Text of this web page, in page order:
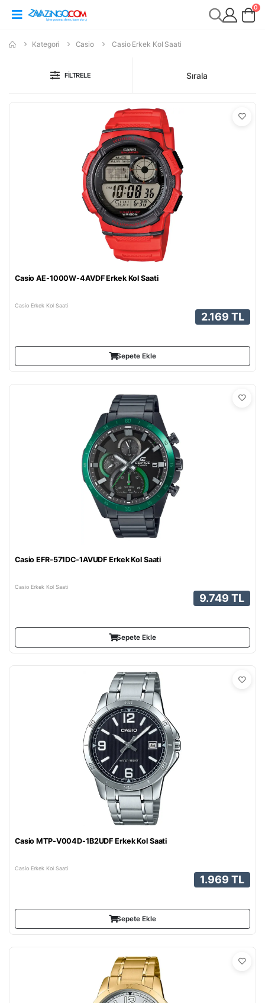
0
Kategori Casio Casio Erkek Kol Saati
FILTRELE Sırala
Casio AE-1000W-4AVDF Erkek Kol Saati
Casio Erkek Kol Saati
2.169 TL
Sepete Ekle
Casio EFR-571DC-1AVUDF Erkek Kol Saati
Casio Erkek Kol Saati
9.749 TL
Sepete Ekle
Casio MTP-V004D-1B2UDF Erkek Kol Saati
Casio Erkek Kol Saati
1.969 TL
Sepete Ekle